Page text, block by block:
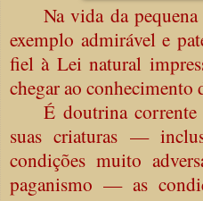
Na vida da
exemplo admirável e
fiel à Lei natural
chegar ao conhecimento
É doutrina
suas criaturas —
condições muito
paganismo — as